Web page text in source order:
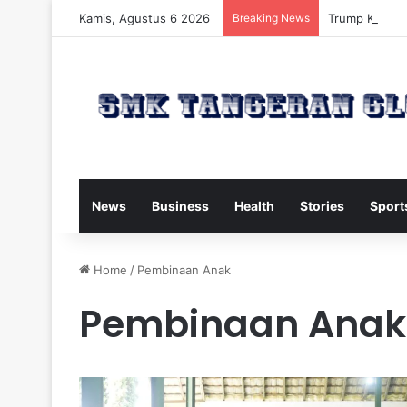
Kamis, Agustus 6 2026 Breaking News Trump Kirim
News Business Health Stories
Home / Pembinaan Anak
Pembinaan Anak